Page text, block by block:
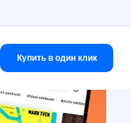
Купить в один клик